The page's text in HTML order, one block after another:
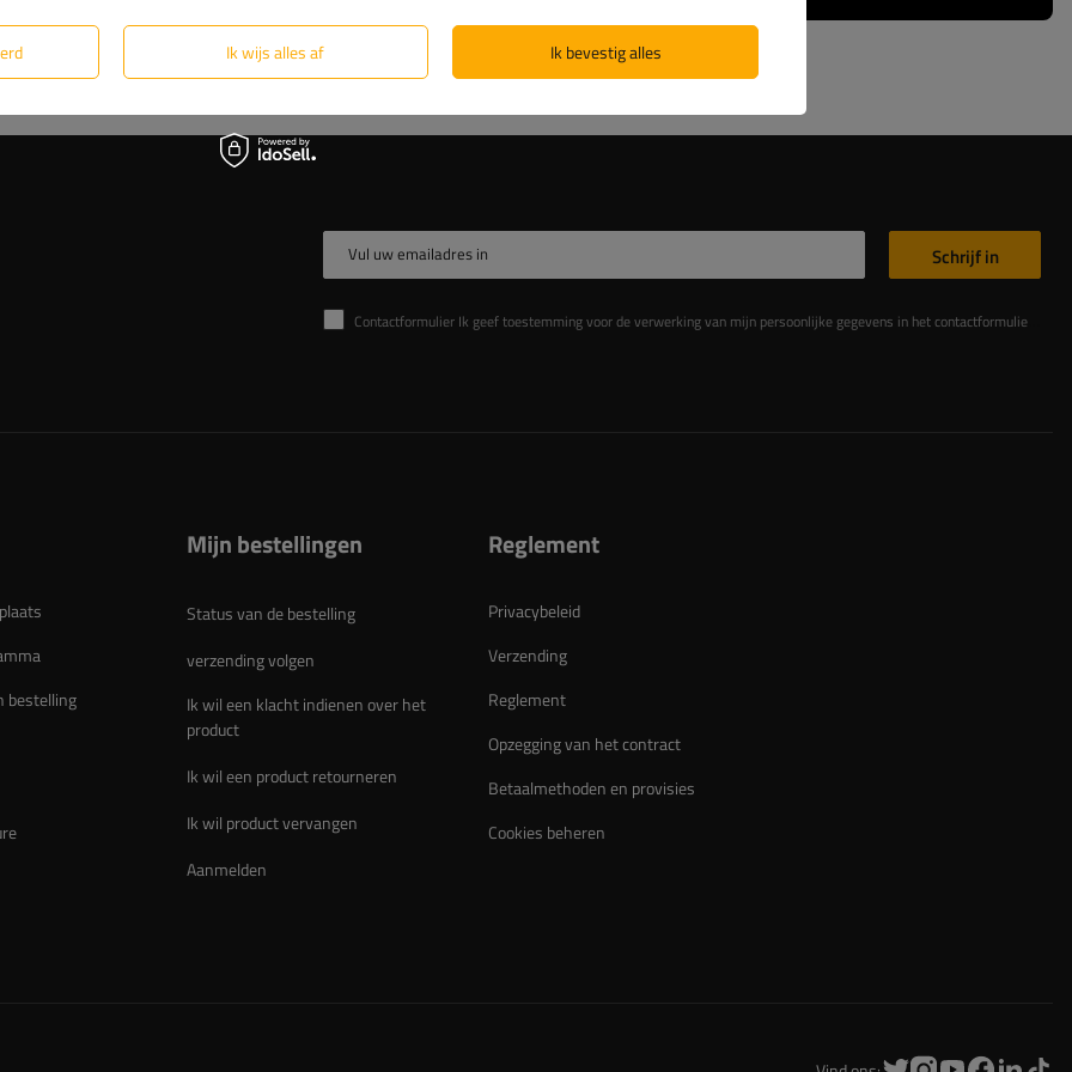
Vul uw emailadres in
Contactformulier Ik geef toestemming voor de verwerking van mijn persoonlijke gegevens in het contactformulier in overeenstemming met de Verordening van het Europees Parlement en de Raad (EU)
Schrijf in
bestelling
Mijn bestellingen
Status van de bestelling
verzending volgen
Ik wil een klacht indienen over het
product
Ik wil een product retourneren
Ik wil product vervangen
Aanmelden
Reglement
Privacybeleid
Verzending
Reglement
Opzegging van het contract
Betaalmethoden en provisies
Cookies beheren
Ik wijs alles af Ik bevestig alles